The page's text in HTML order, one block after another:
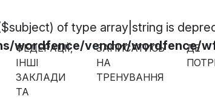
of type array|string is
wordfence/vendor/wordfence/
ФЕДЕРАЦІЇ,
ІНШІ
ЗАКЛАДИ
ТА
ЗАПИСАТИСЬ
НА
ТРЕНУВАННЯ
ДЕ